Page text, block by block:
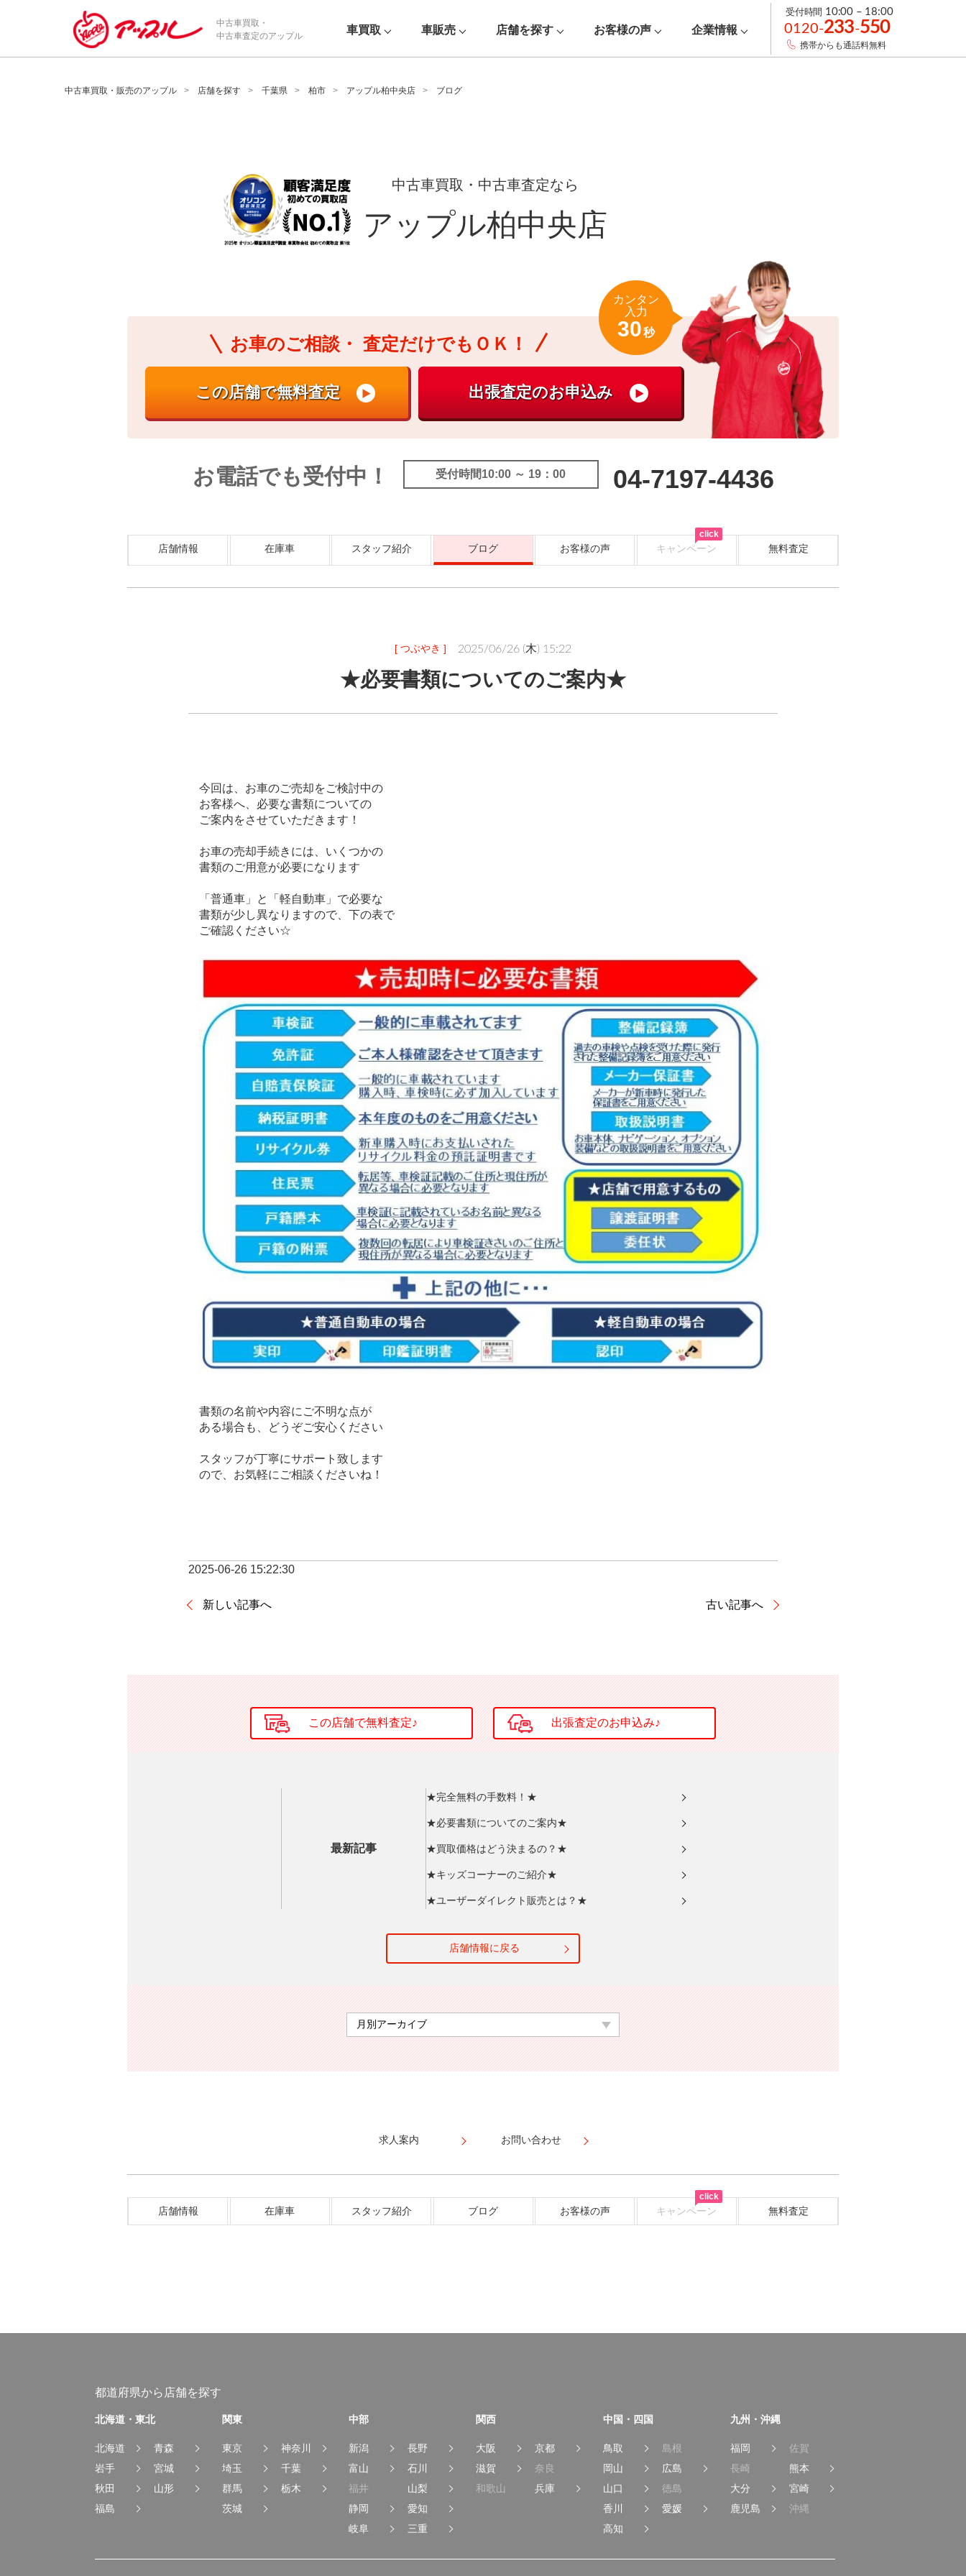
/*ABテスト_新規査定フォームの為のCVボタン*/
中古車買取・
中古車査定のアップル
車買取 車販売 店舗を探す お客様の声 企業情報
受付時間 10:00 – 18:00
0120-233-550
携帯からも通話料無料
中古車買取・販売のアップル 店舗を探す 千葉県 柏市 アップル柏中央店 ブログ
中古車買取・中古車査定なら
アップル柏中央店
お車のご相談・ 査定だけでもＯＫ！
カンタン
入力
30秒
お電話でも受付中！ 受付時間10:00 ～ 19：00 04-7197-4436
店舗情報 在庫車 スタッフ紹介 ブログ お客様の声 キャンペーン 無料査定
click
[ つぶやき ] 2025/06/26 (木) 15:22
★必要書類についてのご案内★
今回は、お車のご売却をご検討中の
お客様へ、必要な書類についての
ご案内をさせていただきます！
お車の売却手続きには、いくつかの
書類のご用意が必要になります
「普通車」と「軽自動車」で必要な
書類が少し異なりますので、下の表で
ご確認ください☆
書類の名前や内容にご不明な点が
ある場合も、どうぞご安心ください
スタッフが丁寧にサポート致します
ので、お気軽にご相談くださいね！
2025-06-26 15:22:30
新しい記事へ 古い記事へ
最新記事
★完全無料の手数料！★
★必要書類についてのご案内★
★買取価格はどう決まるの？★
★キッズコーナーのご紹介★
★ユーザーダイレクト販売とは？★
店舗情報に戻る
求人案内 お問い合わせ
店舗情報 在庫車 スタッフ紹介 ブログ お客様の声 キャンペーン 無料査定
click
都道府県から店舗を探す
北海道・東北
北海道
青森
岩手
宮城
秋田
山形
福島
関東
東京
神奈川
埼玉
千葉
群馬
栃木
茨城
中部
新潟
長野
富山
石川
福井
山梨
静岡
愛知
岐阜
三重
関西
大阪
京都
滋賀
奈良
和歌山
兵庫
中国・四国
鳥取
島根
岡山
広島
山口
徳島
香川
愛媛
高知
九州・沖縄
福岡
佐賀
長崎
熊本
大分
宮崎
鹿児島
沖縄